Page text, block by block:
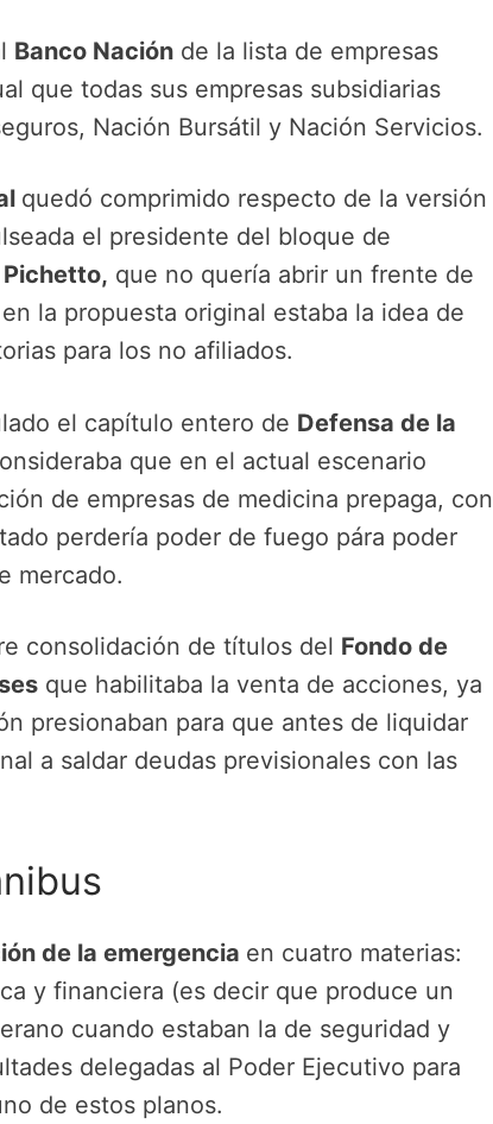
Banco Nación de la lista de empresas
que todas sus empresas subsidiarias
Nación Bursátil y Nación Servicios.
quedó comprimido respecto de la versión
el presidente del bloque de
que no quería abrir un frente de
la propuesta original estaba la idea de
para los no afiliados.
el capítulo entero de Defensa de la
que en el actual escenario
de empresas de medicina prepaga, con
perdería poder de fuego pára poder
mercado.
consolidación de títulos del Fondo de
que habilitaba la venta de acciones, ya
presionaban para que antes de liquidar
a saldar deudas previsionales con las
de la emergencia en cuatro materias:
y financiera (es decir que produce un
cuando estaban la de seguridad y
delegadas al Poder Ejecutivo para
de estos planos.